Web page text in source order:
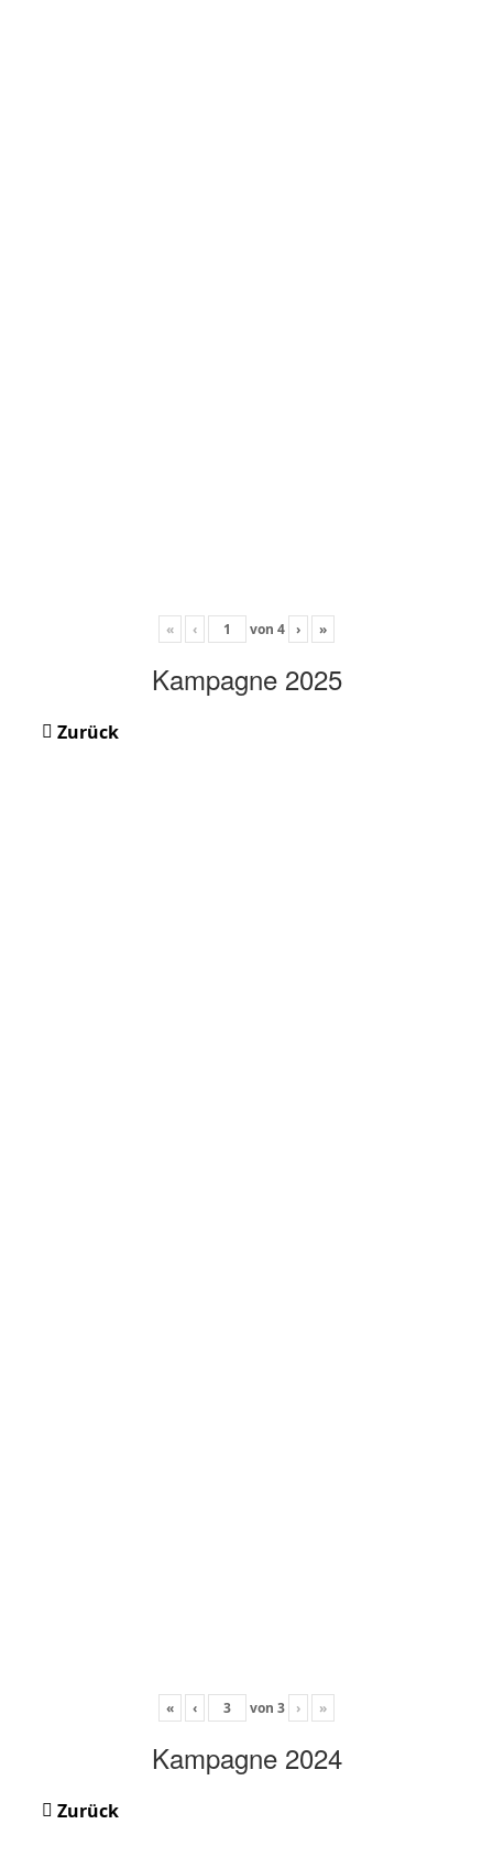
« ‹ von 4 › »
Kampagne 2025
Zurück
« ‹ von 3 › »
Kampagne 2024
Zurück